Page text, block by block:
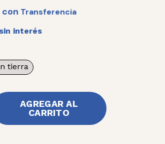
con
sin interés
tierra